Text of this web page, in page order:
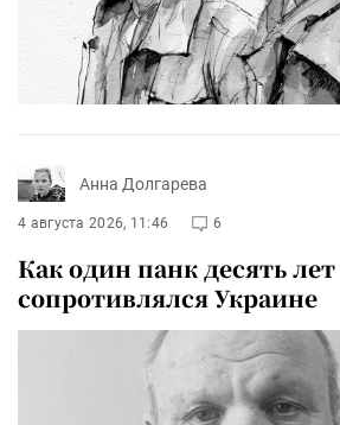
Анна Долгарева
4 августа 2026, 11:46 6
Как один панк десять лет
сопротивлялся Украине